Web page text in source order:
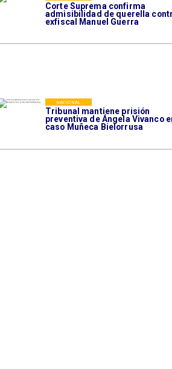
Corte Suprema confirma
admisibilidad de querella
exfiscal Manuel Guerra
Tribunal mantiene prisión
preventiva de Ángela Vivanco
caso Muñeca Bielorrusa
NACIONAL